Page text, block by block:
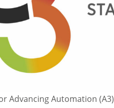
Advancing Automation (A3)